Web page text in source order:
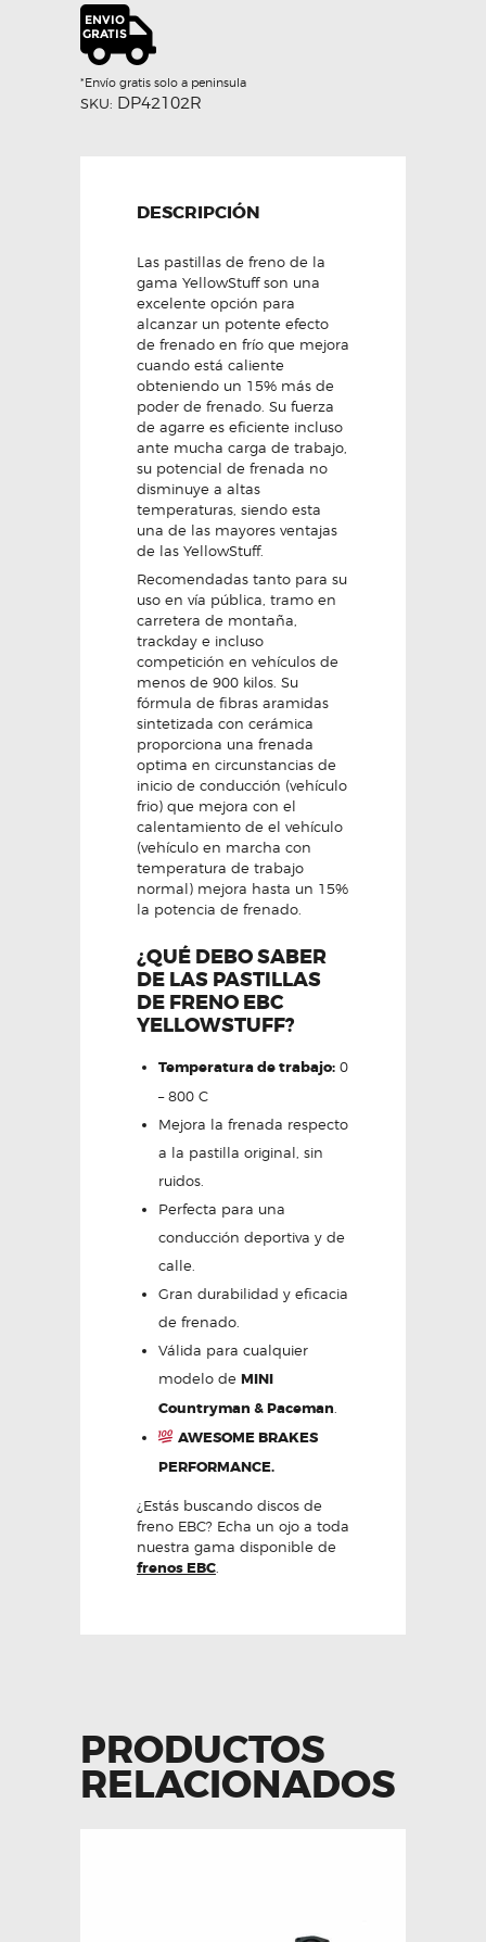
EBC
cantidad
*Envío gratis solo a peninsula
SKU: DP42102R
DESCRIPCIÓN
Las pastillas de freno de la
gama YellowStuff son una
excelente opción para
alcanzar un potente efecto
de frenado en frío que mejora
cuando está caliente
obteniendo un 15% más de
poder de frenado. Su fuerza
de agarre es eficiente incluso
ante mucha carga de trabajo,
su potencial de frenada no
disminuye a altas
temperaturas, siendo esta
una de las mayores ventajas
de las YellowStuff.
Recomendadas tanto para su
uso en vía pública, tramo en
carretera de montaña,
trackday e incluso
competición en vehículos de
menos de 900 kilos. Su
fórmula de fibras aramidas
sintetizada con cerámica
proporciona una frenada
optima en circunstancias de
inicio de conducción (vehículo
frio) que mejora con el
calentamiento de el vehículo
(vehículo en marcha con
temperatura de trabajo
normal) mejora hasta un 15%
la potencia de frenado.
¿QUÉ DEBO SABER
DE LAS PASTILLAS
DE FRENO EBC
YELLOWSTUFF?
Temperatura de trabajo:0
– 800 C
Mejora la frenada respecto
a la pastilla original, sin
ruidos.
Perfecta para una
conducción deportiva y de
calle.
Gran durabilidad y eficacia
de frenado.
Válida para cualquier
modelo de MINI
Countryman & Paceman
AWESOME BRAKES
PERFORMANCE.
¿Estás buscando discos de
freno EBC? Echa un ojo a toda
nuestra gama disponible de
frenos EBC
PRODUCTOS
RELACIONADOS